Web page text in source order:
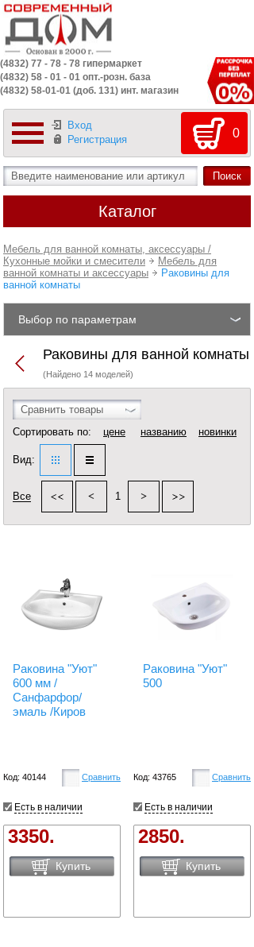
(4832) 77 - 78 - 78 гипермаркет
(4832) 58 - 01 - 01 опт.-розн. база
(4832) 58-01-01 (доб. 131) инт. магазин
Вход
Регистрация
0
Каталог
Мебель для ванной комнаты, аксессуары /
Кухонные мойки и смесители
Мебель для
ванной комнаты и аксессуары
Раковины для
ванной комнаты
Выбор по параметрам
Раковины для ванной комнаты
(Найдено 14 моделей)
Сравнить товары
Сортировать по:
цене названию новинки
Вид:
Все 1
Раковина "Уют"
600 мм /
Санфарфор/
эмаль /Киров
Код: 40144 Сравнить
Есть в наличии
3350.
Купить
Раковина "Уют"
500
Код: 43765 Сравнить
Есть в наличии
2850.
Купить